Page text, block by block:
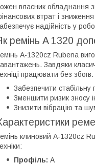
власник обладнання
втрат і
надійність у
ремінь A 1320
A-1320cz Rubena
Завдяки
працювати без
Забезпечити
Зменшити ризик зносу
Знизити вібрацію та
клиновий A-1320cz
Профіль: A